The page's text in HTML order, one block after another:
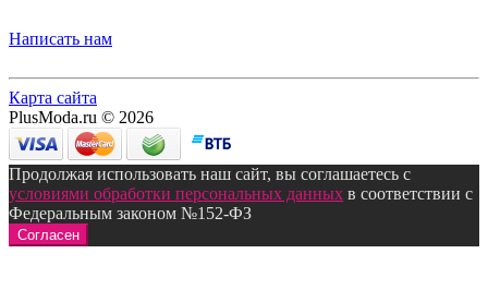
Написать нам
Карта сайта
PlusModa.ru © 2026
Продолжая использовать наш сайт, вы соглашаетесь с
условиями обработки персональных данных в соответствии с
Федеральным законом №152-ФЗ
Согласен